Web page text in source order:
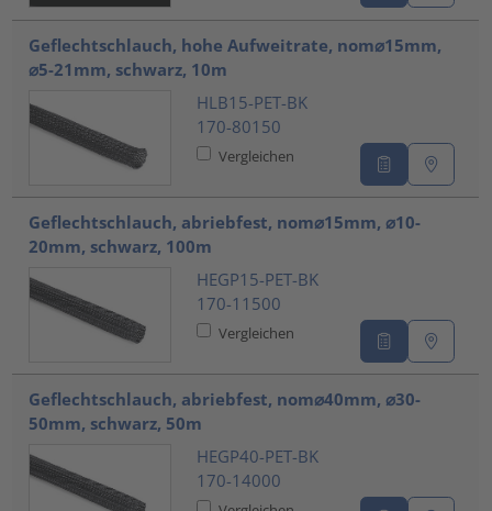
Geflechtschlauch, hohe Aufweitrate, nom⌀15mm,
⌀5-21mm, schwarz, 10m
HLB15-PET-BK
170-80150
Vergleichen
Geflechtschlauch, abriebfest, nom⌀15mm, ⌀10-
20mm, schwarz, 100m
HEGP15-PET-BK
170-11500
Vergleichen
Geflechtschlauch, abriebfest, nom⌀40mm, ⌀30-
50mm, schwarz, 50m
HEGP40-PET-BK
170-14000